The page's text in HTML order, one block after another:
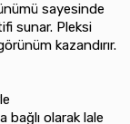
sayesinde
sunar. Pleksi
kazandırır.
bağlı olarak lale